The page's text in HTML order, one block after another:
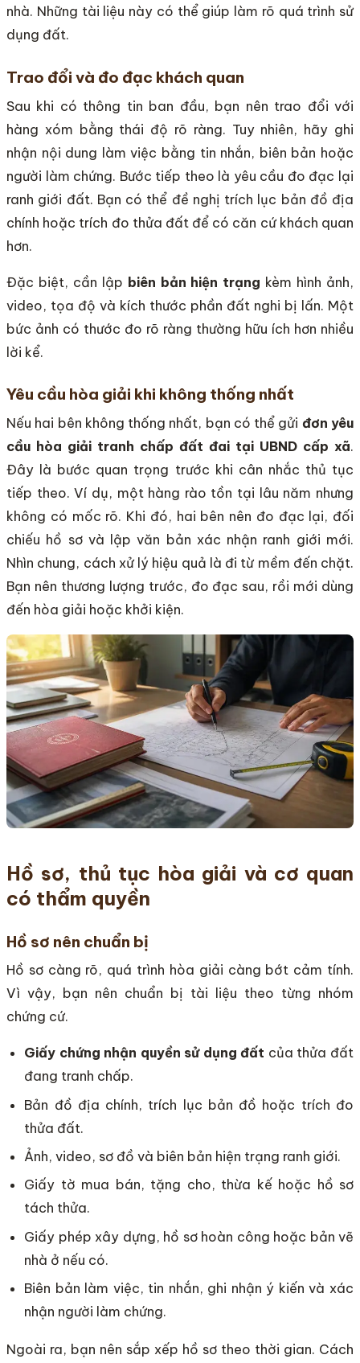
nhà. Những tài liệu này có thể giúp làm rõ quá trình sử
dụng đất.
Trao đổi và đo đạc khách quan
Sau khi có thông tin ban đầu, bạn nên trao đổi với
hàng xóm bằng thái độ rõ ràng. Tuy nhiên, hãy ghi
nhận nội dung làm việc bằng tin nhắn, biên bản hoặc
người làm chứng. Bước tiếp theo là yêu cầu đo đạc lại
ranh giới đất. Bạn có thể đề nghị trích lục bản đồ địa
chính hoặc trích đo thửa đất để có căn cứ khách quan
hơn.
Đặc biệt, cần lập biên bản hiện trạng kèm hình ảnh,
video, tọa độ và kích thước phần đất nghi bị lấn. Một
bức ảnh có thước đo rõ ràng thường hữu ích hơn nhiều
lời kể.
Yêu cầu hòa giải khi không thống nhất
Nếu hai bên không thống nhất, bạn có thể gửi đơn yêu
cầu hòa giải tranh chấp đất đai tại UBND cấp xã.
Đây là bước quan trọng trước khi cân nhắc thủ tục
tiếp theo. Ví dụ, một hàng rào tồn tại lâu năm nhưng
không có mốc rõ. Khi đó, hai bên nên đo đạc lại, đối
chiếu hồ sơ và lập văn bản xác nhận ranh giới mới.
Nhìn chung, cách xử lý hiệu quả là đi từ mềm đến chặt.
Bạn nên thương lượng trước, đo đạc sau, rồi mới dùng
đến hòa giải hoặc khởi kiện.
Hồ sơ, thủ tục hòa giải và cơ quan
có thẩm quyền
Hồ sơ nên chuẩn bị
Hồ sơ càng rõ, quá trình hòa giải càng bớt cảm tính.
Vì vậy, bạn nên chuẩn bị tài liệu theo từng nhóm
chứng cứ.
Giấy chứng nhận quyền sử dụng đất của thửa đất
đang tranh chấp.
Bản đồ địa chính, trích lục bản đồ hoặc trích đo
thửa đất.
Ảnh, video, sơ đồ và biên bản hiện trạng ranh giới.
Giấy tờ mua bán, tặng cho, thừa kế hoặc hồ sơ
tách thửa.
Giấy phép xây dựng, hồ sơ hoàn công hoặc bản vẽ
nhà ở nếu có.
Biên bản làm việc, tin nhắn, ghi nhận ý kiến và xác
nhận người làm chứng.
Ngoài ra, bạn nên sắp xếp hồ sơ theo thời gian. Cách